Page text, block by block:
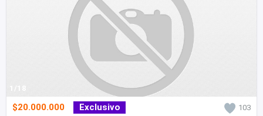
1/18
$20.000.000 Exclusivo
103